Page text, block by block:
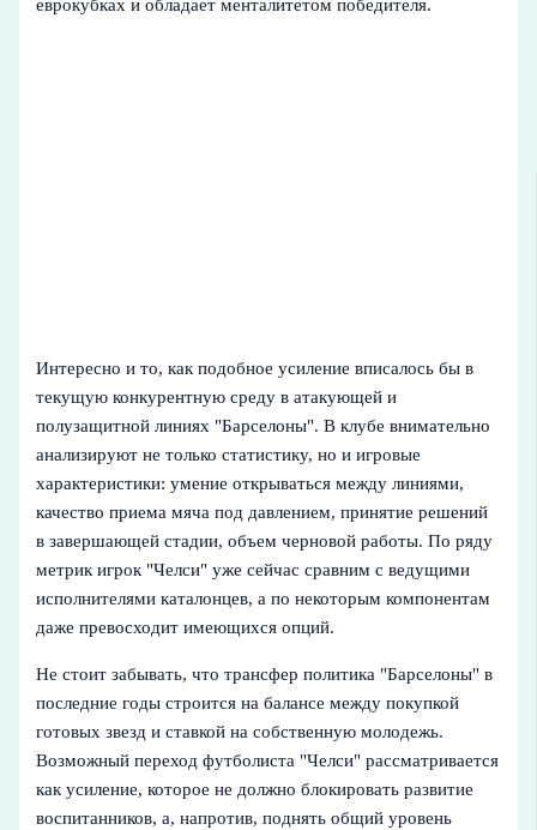
еврокубках и обладает менталитетом победителя.
Интересно и то, как подобное усиление вписалось бы в
текущую конкурентную среду в атакующей и
полузащитной линиях "Барселоны". В клубе внимательно
анализируют не только статистику, но и игровые
характеристики: умение открываться между линиями,
качество приема мяча под давлением, принятие решений
в завершающей стадии, объем черновой работы. По ряду
метрик игрок "Челси" уже сейчас сравним с ведущими
исполнителями каталонцев, а по некоторым компонентам
даже превосходит имеющихся опций.
Не стоит забывать, что трансфер политика "Барселоны" в
последние годы строится на балансе между покупкой
готовых звезд и ставкой на собственную молодежь.
Возможный переход футболиста "Челси" рассматривается
как усиление, которое не должно блокировать развитие
воспитанников, а, напротив, поднять общий уровень